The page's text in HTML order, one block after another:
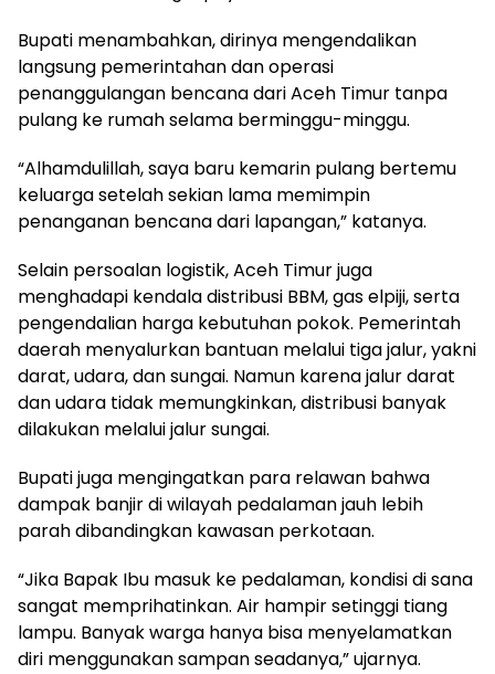
Bupati menambahkan, dirinya mengendalikan
langsung pemerintahan dan operasi
penanggulangan bencana dari Aceh Timur tanpa
pulang ke rumah selama berminggu-minggu.
“Alhamdulillah, saya baru kemarin pulang bertemu
keluarga setelah sekian lama memimpin
penanganan bencana dari lapangan,” katanya.
Selain persoalan logistik, Aceh Timur juga
menghadapi kendala distribusi BBM, gas elpiji, serta
pengendalian harga kebutuhan pokok. Pemerintah
daerah menyalurkan bantuan melalui tiga jalur, yakni
darat, udara, dan sungai. Namun karena jalur darat
dan udara tidak memungkinkan, distribusi banyak
dilakukan melalui jalur sungai.
Bupati juga mengingatkan para relawan bahwa
dampak banjir di wilayah pedalaman jauh lebih
parah dibandingkan kawasan perkotaan.
“Jika Bapak Ibu masuk ke pedalaman, kondisi di sana
sangat memprihatinkan. Air hampir setinggi tiang
lampu. Banyak warga hanya bisa menyelamatkan
diri menggunakan sampan seadanya,” ujarnya.